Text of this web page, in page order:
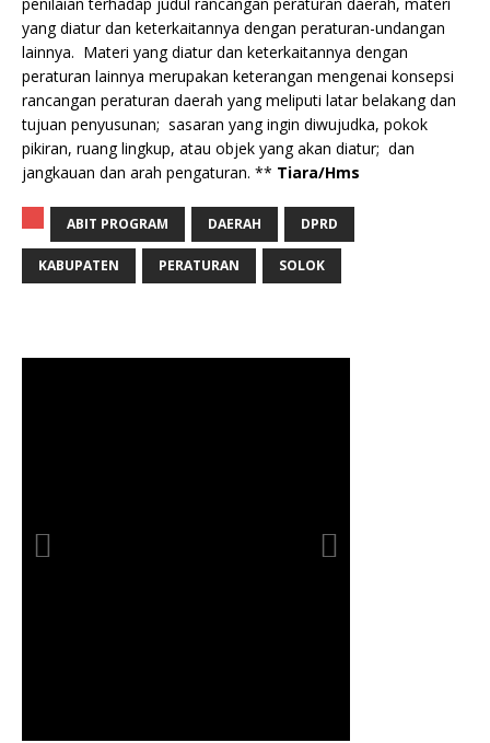
yang diatur dan keterkaitannya dengan peraturan-undangan
lainnya. Materi yang diatur dan keterkaitannya dengan
peraturan lainnya merupakan keterangan mengenai konsepsi
rancangan peraturan daerah yang meliputi latar belakang dan
tujuan penyusunan; sasaran yang ingin diwujudka, pokok
pikiran, ruang lingkup, atau objek yang akan diatur; dan
jangkauan dan arah pengaturan. ** Tiara/Hms
ABIT PROGRAM DAERAH DPRD
KABUPATEN PERATURAN SOLOK